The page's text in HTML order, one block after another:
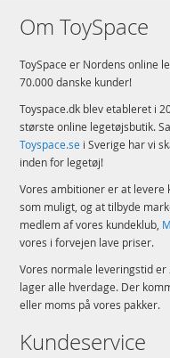
Om ToySpace
ToySpace er Nordens online
70.000 danske kunder!
Toyspace.dk blev etableret i
største online legetøjsbutik.
Toyspace.se i Sverige har vi
inden for legetøj!
Vores ambitioner er at
som muligt, og at tilbyde
medlem af vores kundeklub,
vores i forvejen lave priser.
Vores normale leveringstid
lager alle hverdage. Der
eller moms på vores pakker.
Kundeservice